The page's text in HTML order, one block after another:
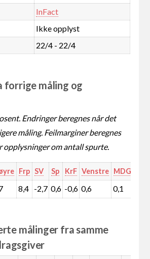
InFact
Ikke opplyst
22/4 - 22/4
forrige måling og
Endringer beregnes når det
måling. Feilmarginer beregnes
opplysninger om antall spurte.
Frp SV Sp KrF Venstre MDG
8,4 -2,7 0,6 -0,6 0,6 0,1
målinger fra samme